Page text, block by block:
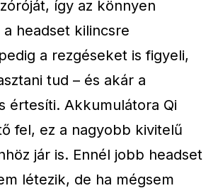
így az könnyen
headset kilincsre
a rezgéseket is figyeli,
tud – és akár a
értesíti. Akkumulátora Qi
fel, ez a nagyobb kivitelű
jár is. Ennél jobb headset
létezik, de ha mégsem